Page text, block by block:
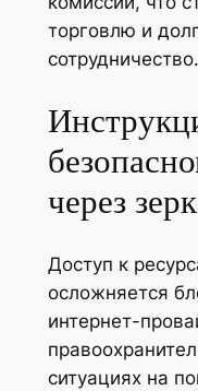
торговлю и
сотрудничество.
через
Доступ к
осложняется
интернет-
ситуациях на